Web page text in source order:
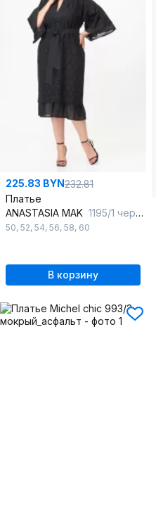
225.83 BYN232.81
Платье
ANASTASIA MAK 1195/1 черный
50, 52, 54, 56, 58, 60
В корзину